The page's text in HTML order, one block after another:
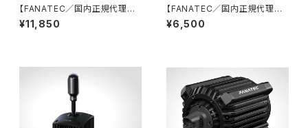
【FANATEC／国内正規代理店】
ClubSport Cockpit Direct
Drive Front Mount
¥11,850
【FANATEC／国内正規代理店】
CSL Cockpit Shifter Holde
r
¥6,500